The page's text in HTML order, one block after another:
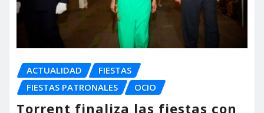
ACTUALIDAD
FIESTAS
FIESTAS PATRONALES
OCIO
Torrent finaliza las fiestas con